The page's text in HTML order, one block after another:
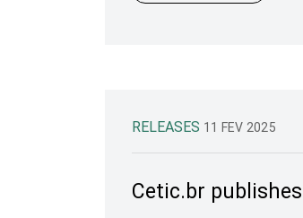
RELEASES 11 FEV 2025
Cetic.br